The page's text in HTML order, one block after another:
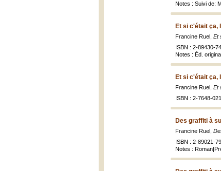
Notes : Suivi de:
Et si c'était ça,
Francine Ruel, Et
ISBN : 2-89430-
Notes : Éd.
Et si c'était ça,
Francine Ruel, Et
ISBN : 2-7648-
Des graffiti à
Francine Ruel,
ISBN : 2-89021-
Notes :